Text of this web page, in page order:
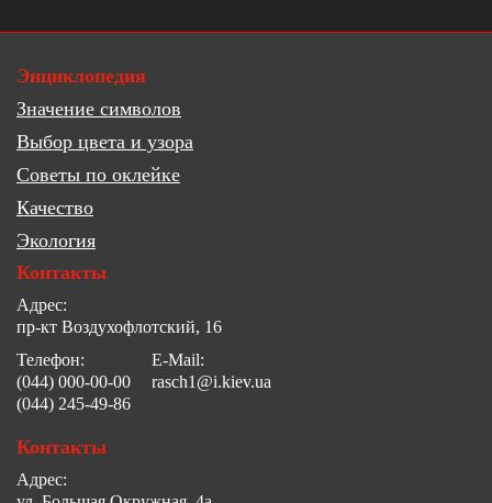
Энциклопедия
Значение символов
Выбор цвета и узора
Советы по оклейке
Качество
Экология
Контакты
Адрес:
пр-кт Воздухофлотский, 16
Телефон:
(044) 000-00-00
(044) 245-49-86
E-Mail:
rasch1@i.kiev.ua
Контакты
Адрес: